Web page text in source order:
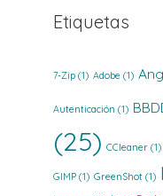
Etiquetas
7-Zip (1) Adobe (1)
Autenticación (1)
(25) CCleaner (1)
GIMP (1) GreenShot (1)